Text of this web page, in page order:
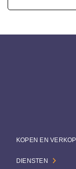
KOPEN EN
DIENSTEN